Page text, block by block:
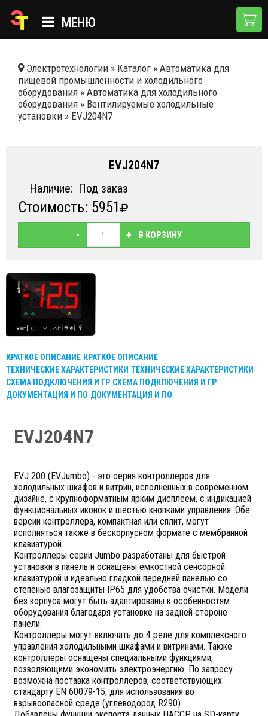
МЕНЮ
КАТАЛОГ
О КОМПАНИИ
ДОСТАВКА И ОПЛАТА
КОНТАКТЫ
Электротехнологии » Каталог » Автоматика для
пищевой промышленности и холодильного
оборудования » Автоматика для холодильного
оборудования » Вентилируемые холодильные
установки » EVJ204N7
EVJ204N7
Наличие: Под заказ
Стоимость: 5951
- + В КОРЗИНУ
КРАТКОЕ ОПИСАНИЕ КРАТКОЕ ОПИСАНИЕ
ТЕХНИЧЕСКИЕ ХАРАКТЕРИСТИКИ ТЕХНИЧЕСКИЕ ХАРАКТЕРИСТИКИ
СХЕМА ПОДКЛЮЧЕНИЯ И ГР СХЕМА ПОДКЛЮЧЕНИЯ И ГР
ДОКУМЕНТАЦИЯ И ПО ДОКУМЕНТАЦИЯ И ПО
EVJ204N7
EVJ 200 (EVJumbo) - это серия контроллеров для
холодильных шкафов и витрин, исполненных в современном
дизайне, с крупноформатным ярким дисплеем, с индикацией
функциональных иконок и шестью кнопками управления. Обе
версии контроллера, компактная или сплит, могут
исполняться также в бескорпусном формате с мембранной
клавиатурой.
Контроллеры серии Jumbo разработаны для быстрой
установки в панель и оснащены емкостной сенсорной
клавиатурой и идеально гладкой передней панелью со
степенью влагозащиты IP65 для удобства очистки. Модели
без корпуса могут быть адаптированы к особенностям
оборудования благодаря установке на задней стороне
панели.
Контроллеры могут включать до 4 реле для комплексного
управления холодильными шкафами и витринами. Также
контроллеры оснащены специальными функциями,
позволяющими экономить электроэнергию. По запросу
возможна поставка контроллеров, соответствующих
стандарту EN 60079-15, для использования во
взрывоопасной среде (углеводород R290).